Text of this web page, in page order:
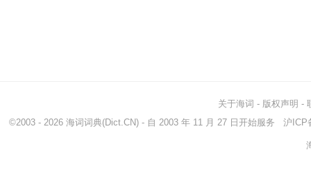
关于海词 - 版权声明 -
©2003 - 2026 海词词典(Dict.CN) - 自 2003 年 11 月 27 日开始服务 沪ICP